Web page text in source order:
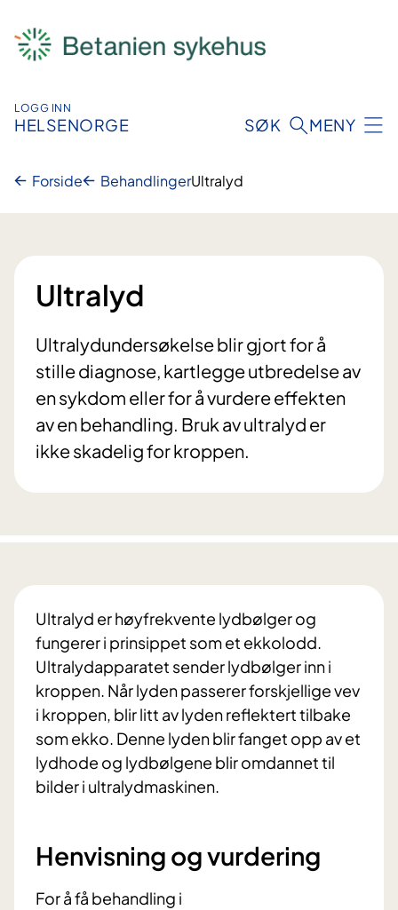
innhold
LOGG INN
HELSENORGE SØK MENY
Forside BehandlingerUltralyd
Ultralyd
Ultralydundersøkelse blir gjort for å
stille diagnose, kartlegge utbredelse av
en sykdom eller for å vurdere effekten
av en behandling. Bruk av ultralyd er
ikke skadelig for kroppen.
Ultralyd er høyfrekvente lydbølger og
fungerer i prinsippet som et ekkolodd.
Ultralydapparatet sender lydbølger inn i
kroppen. Når lyden passerer forskjellige vev
i kroppen, blir litt av lyden reflektert tilbake
som ekko. Denne lyden blir fanget opp av et
lydhode og lydbølgene blir omdannet til
bilder i ultralydmaskinen.
Henvisning og vurdering
For å få behandling i